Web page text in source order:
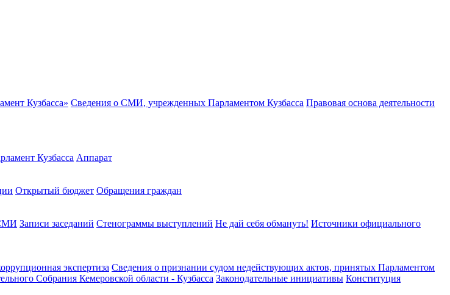
Кузбасса» Сведения о СМИ, учрежденных Парламентом Кузбасса Правовая основа деятельности
Кузбасса Аппарат
Открытый бюджет Обращения граждан
Записи заседаний Стенограммы выступлений Не дай себя обмануть! Источники официального
экспертиза Сведения о признании судом недействующих актов, принятых Парламентом
Собрания Кемеровской области - Кузбасса Законодательные инициативы Конституция